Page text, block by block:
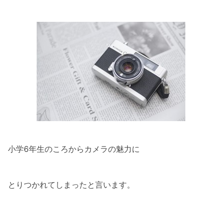
小学6年生のころからカメラの魅力に
とりつかれてしまったと言います。